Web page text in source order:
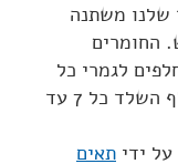
שלנו משתנה
החומרים
לגמרי כל
שנתיים, ואצל אנשים בוגרים מתחלף השלד כל 7 עד
ידי תאים